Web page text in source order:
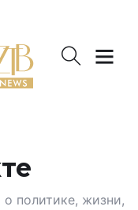
политике, жизни,